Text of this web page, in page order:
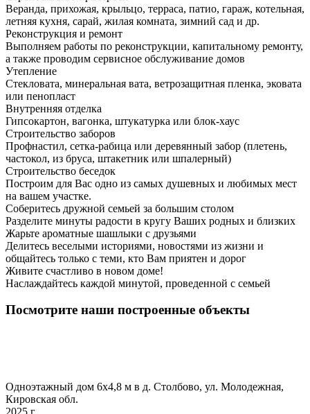
Веранда, прихожая, крыльцо, терраса, патио, гараж, котельная,
летняя кухня, сарай, жилая комната, зимний сад и др.
Реконструкция и ремонт
Выполняем работы по реконструкции, капитальному ремонту,
а также проводим сервисное обслуживание домов
Утепление
Стекловата, минеральная вата, ветрозащитная пленка, эковата
или пенопласт
Внутренняя отделка
Гипсокартон, вагонка, штукатурка или блок-хаус
Строительство заборов
Профнастил, сетка-рабица или деревянный забор (плетень,
частокол, из бруса, штакетник или шпалерный)
Строительство беседок
Построим для Вас одно из самых душевных и любимых мест
на вашем участке.
Соберитесь дружной семьей за большим столом
Разделите минуты радости в кругу Ваших родных и близких
Жарьте ароматные шашлыки с друзьями
Делитесь веселыми историями, новостями из жизни и
общайтесь только с теми, кто Вам приятен и дорог
Живите счастливо в новом доме!
Наслаждайтесь каждой минутой, проведенной с семьей
Посмотрите наши построенные объекты
Одноэтажный дом 6х4,8 м в д. Столбово, ул. Молодежная,
Кировская обл.
2025 г.